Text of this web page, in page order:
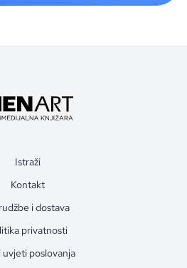
Istraži
Kontakt
i dostava
privatnosti
uvjeti poslovanja